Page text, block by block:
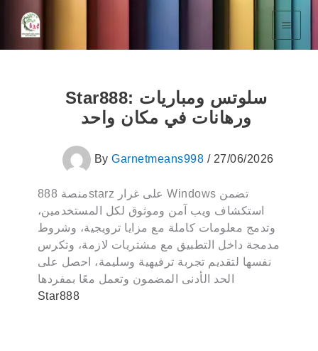
Content
Star888: سلوتس ومباريات
ورهانات في مكان واحد
By Garnetmeans998 / 27/06/2026
منصة 888starz على غرار Windows تضمن
استكشاف ويب آمن وموثوق لكل المستخدمين،
وتدمج معلومات كاملة مع مزايا ترويجية، وشروط
مدمجة داخل التطبيق مع مشتريات لازمة، وتكرس
نفسها لتقديم تجربة ترفيهية وسليمة، احصل على
الحد الأدنى المضمون وتعمل معًا بمفردها
Star888